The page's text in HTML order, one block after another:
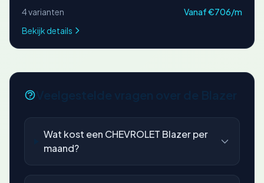
4 varianten
Vanaf €706/m
Bekijk details
Wat kost een CHEVROLET Blazer per
maand?